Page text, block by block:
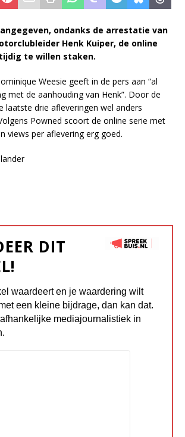
ondanks de arrestatie van
Henk Kuiper, de online
te willen staken.
Weesie geeft in de pers aan “al
met de aanhouding van Henk”. Door de
laatste drie afleveringen wel anders
Powned scoort de online serie met
views per aflevering erg goed.
DIT
waardeert en je waardering wilt
een kleine bijdrage, dan kan dat.
mediajournalistiek in